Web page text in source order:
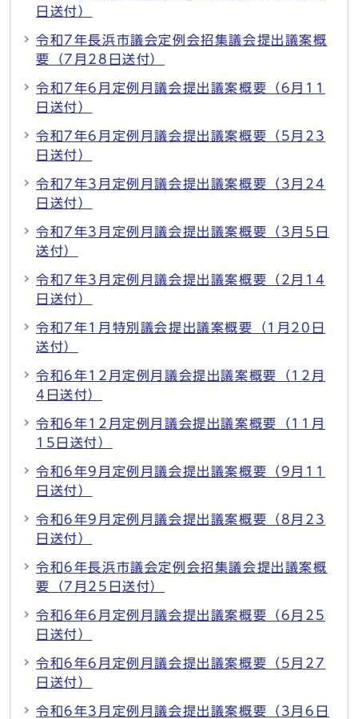
日送付）
令和7年長浜市議会定例会招集議会提出議案概
要（7月28日送付）
令和7年6月定例月議会提出議案概要（6月11
日送付）
令和7年6月定例月議会提出議案概要（5月23
日送付）
令和7年3月定例月議会提出議案概要（3月24
日送付）
令和7年3月定例月議会提出議案概要（3月5日
送付）
令和7年3月定例月議会提出議案概要（2月14
日送付）
令和7年1月特別議会提出議案概要（1月20日
送付）
令和6年12月定例月議会提出議案概要（12月
4日送付）
令和6年12月定例月議会提出議案概要（11月
15日送付）
令和6年9月定例月議会提出議案概要（9月11
日送付）
令和6年9月定例月議会提出議案概要（8月23
日送付）
令和6年長浜市議会定例会招集議会提出議案概
要（7月25日送付）
令和6年6月定例月議会提出議案概要（6月25
日送付）
令和6年6月定例月議会提出議案概要（5月27
日送付）
令和6年3月定例月議会提出議案概要（3月6日